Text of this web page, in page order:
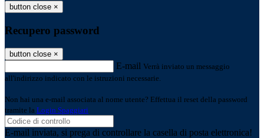
button close ×
Recupero password
button close ×
E-mail Verrà inviato un messaggio
all'indirizzo indicato con le istruzioni necessarie.
Non hai una e-mail associata al nome utente? Effettua il reset della password
tramite la Login Spaggiari
E-mail inviata, si prega di controllare la casella di posta elettronica!